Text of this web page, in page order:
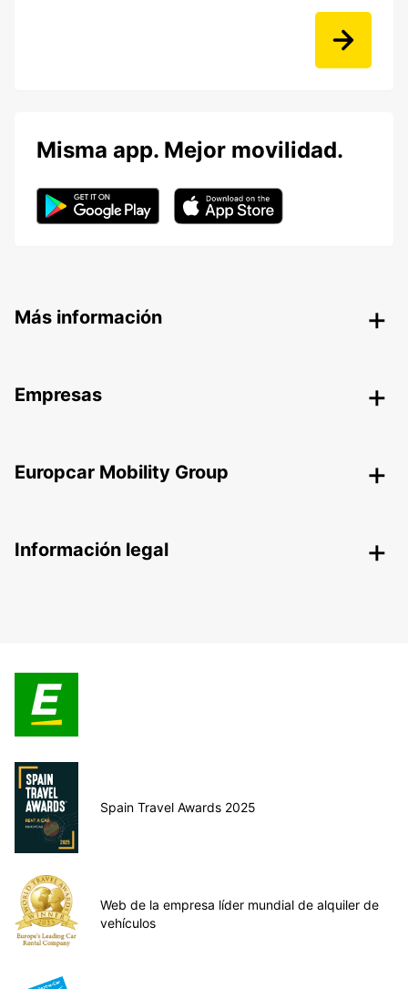
Misma app. Mejor movilidad.
Más información
Empresas
Europcar Mobility Group
Información legal
Spain Travel Awards 2025
Web de la empresa líder mundial de alquiler de
vehículos